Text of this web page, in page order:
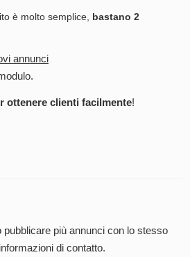
è molto semplice, bastano 2
annunci
ottenere clienti facilmente!
più annunci con lo stesso
di contatto.